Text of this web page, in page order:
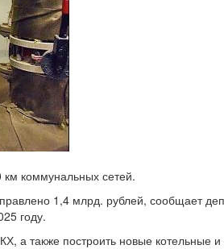
км коммунальных сетей.
1,4 млрд. рублей, сообщает
году.
а также построить новые котельные